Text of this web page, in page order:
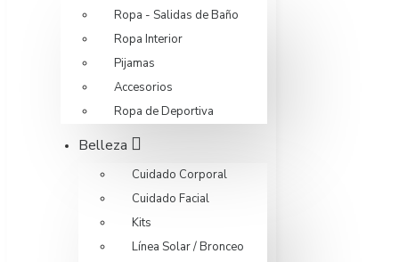
Ropa - Salidas de Baño
Ropa Interior
Pijamas
Accesorios
Ropa de Deportiva
Belleza
Cuidado Corporal
Cuidado Facial
Kits
Línea Solar / Bronceo